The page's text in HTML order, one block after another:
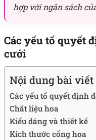
hợp với ngân sách
Các yếu tố quyết
cưới
Nội dung bài viết
Các yếu tố quyết định
Chất liệu hoa
Kiểu dáng và thiết kế
Kích thước cổng hoa